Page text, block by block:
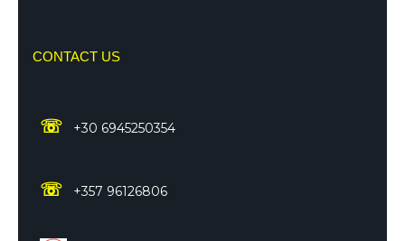
CONTACT US
☏ +30 6945250354
☏ +357 96126806